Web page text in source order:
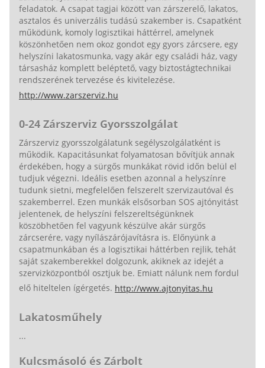
feladatok. A csapat tagjai között van zárszerelő, lakatos,
asztalos és univerzális tudású szakember is. Csapatként
működünk, komoly logisztikai háttérrel, amelynek
köszönhetően nem okoz gondot egy gyors zárcsere, egy
helyszíni lakatosmunka, vagy akár egy családi ház, vagy
társasház komplett beléptető, vagy biztostágtechnikai
rendszerének tervezése és kivitelezése.
http://www.zarszerviz.hu
0-24 Zárszerviz Gyorsszolgálat
Zárszerviz gyorsszolgálatunk segélyszolgálatként is
működik. Kapacitásunkat folyamatosan bővítjük annak
érdekében, hogy a sürgős munkákat rövid időn belül el
tudjuk végezni. Ideális esetben azonnal a helyszínre
tudunk sietni, megfelelően felszerelt szervizautóval és
szakemberrel. Ezen munkák elsősorban SOS ajtónyitást
jelentenek, de helyszíni felszereltségünknek
köszöbhetően fel vagyunk készülve akár sürgős
zárcserére, vagy nyílászárójavításra is. Előnyünk a
csapatmunkában és a logisztikai háttérben rejlik, tehát
saját szakemberekkel dolgozunk, akiknek az idejét a
szervizközpontból osztjuk be. Emiatt nálunk nem fordul
elő hiteltelen ígérgetés. http://www.ajtonyitas.hu
Lakatosműhely
...
Kulcsmásoló és Zárbolt